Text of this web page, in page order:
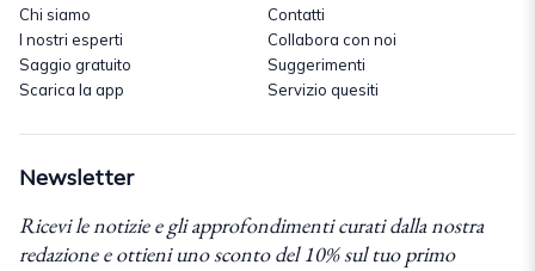
Chi siamo
I nostri esperti
Saggio gratuito
Scarica la app
Contatti
Collabora con noi
Suggerimenti
Servizio quesiti
Newsletter
Ricevi le notizie e gli approfondimenti curati dalla nostra
redazione e ottieni uno sconto del 10% sul tuo primo